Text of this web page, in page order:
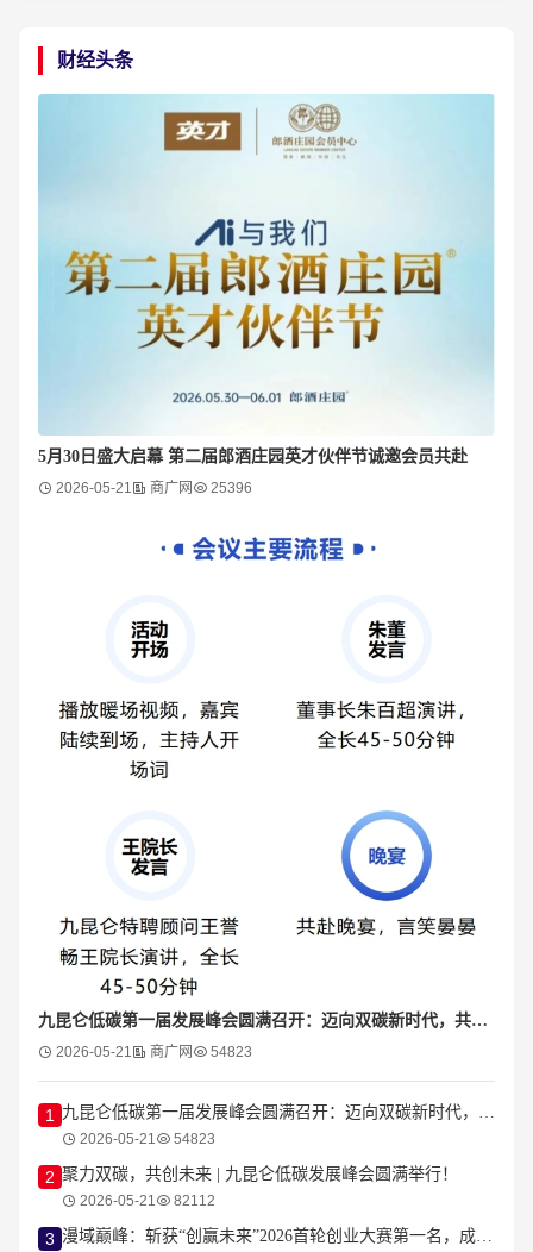
财经头条
5月30日盛大启幕 第二届郎酒庄园英才伙伴节诚邀会员共赴
2026-05-21 商广网 25396
九昆仑低碳第一届发展峰会圆满召开：迈向双碳新时代，共创低碳新生态
2026-05-21 商广网 54823
1
2026-05-21 54823
2 聚力双碳，共创未来 | 九昆仑低碳发展峰会圆满举行！
2026-05-21 82112
3